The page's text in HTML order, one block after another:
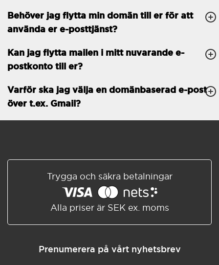
GENERELLA FUNKTIONER
Gratis e-post &
telefonsupport
Gratis konfiguration
30 dagars öppet köp
30 dagars kostnadsfritt
Behöver jag flytta min domän till er för att
använda er e-posttjänst?
Kan jag flytta mailen i mitt nuvarande e-
postkonto till er?
Varför ska jag välja en domänbaserad e-post
över t.ex. Gmail?
Trygga och säkra betalningar
Alla priser är SEK ex. moms
Prenumerera på vårt nyhetsbrev